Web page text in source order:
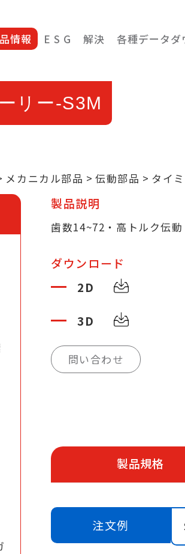
情報 E S G 解決 各種データダ
リー-S3M
メカニカル部品 伝動部品 タイ
製品説明
歯数14~72・高トルク伝
ダウンロード
2D
3D
問い合わせ
製品規格
注文例